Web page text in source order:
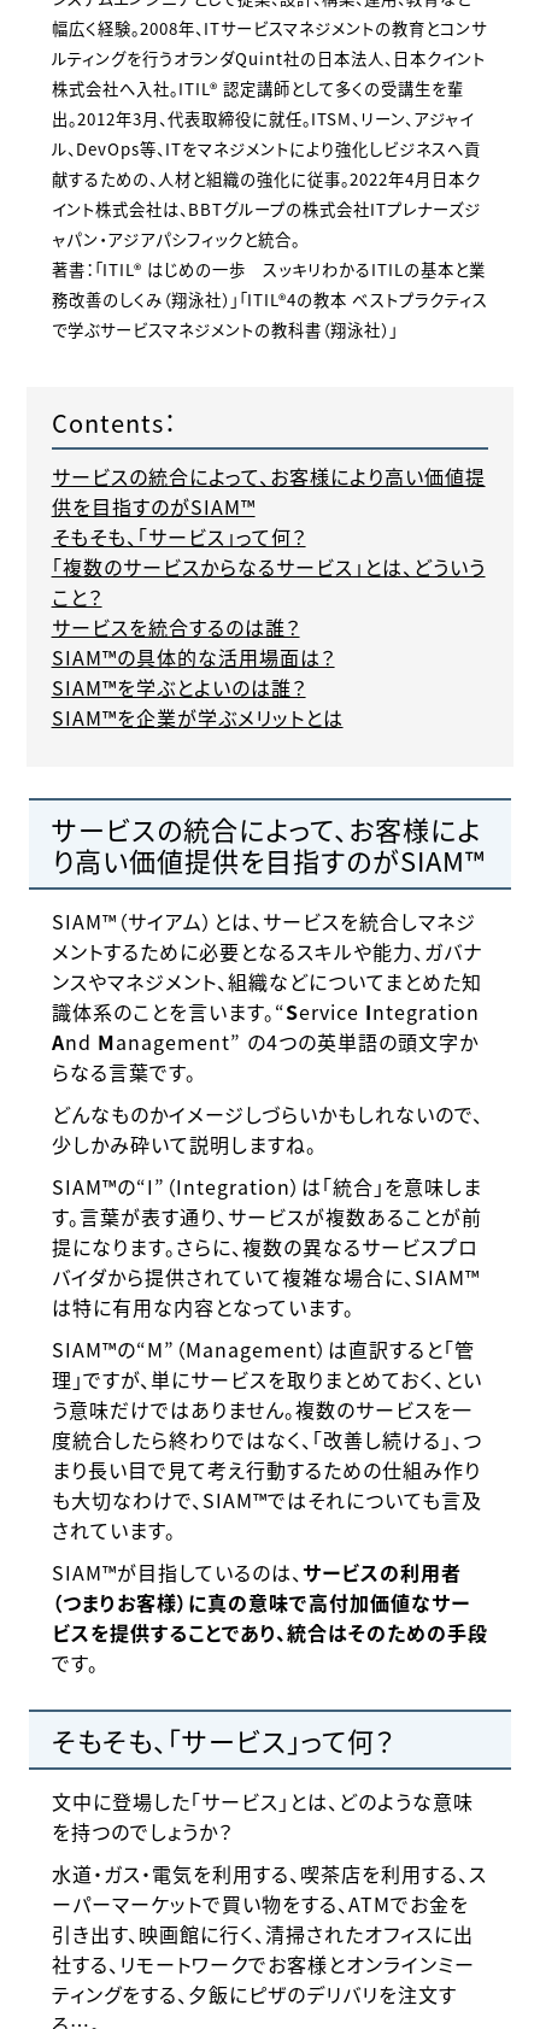
幅広く経験。2008年、ITサービスマネジメントの教育とコンサ
ルティングを行うオランダQuint社の日本法人、日本クイント
株式会社へ入社。ITIL® 認定講師として多くの受講生を輩
出。2012年3月、代表取締役に就任。ITSM、リーン、アジャイ
ル、DevOps等、ITをマネジメントにより強化しビジネスへ貢
献するための、人材と組織の強化に従事。2022年4月日本ク
イント株式会社は、BBTグループの株式会社ITプレナーズジ
ャパン・アジアパシフィックと統合。
著書：「ITIL® はじめの一歩 スッキリわかるITILの基本と業
務改善のしくみ（翔泳社）」「ITIL®4の教本 ベストプラクティス
で学ぶサービスマネジメントの教科書（翔泳社）」
Contents：
サービスの統合によって、お客様により高い価値提
供を目指すのがSIAM™
そもそも、「サービス」って何？
「複数のサービスからなるサービス」とは、どういう
こと？
サービスを統合するのは誰？
SIAM™の具体的な活用場面は？
SIAM™を学ぶとよいのは誰？
SIAM™を企業が学ぶメリットとは
サービスの統合によって、お客様によ
り高い価値提供を目指すのがSIAM™
SIAM™（サイアム）とは、サービスを統合しマネジ
メントするために必要となるスキルや能力、ガバナ
ンスやマネジメント、組織などについてまとめた知
識体系のことを言います。“Service Integration
And Management” の4つの英単語の頭文字か
らなる言葉です。
どんなものかイメージしづらいかもしれないので、
少しかみ砕いて説明しますね。
SIAM™の“I”（Integration）は「統合」を意味しま
す。言葉が表す通り、サービスが複数あることが前
提になります。さらに、複数の異なるサービスプロ
バイダから提供されていて複雑な場合に、SIAM™
は特に有用な内容となっています。
SIAM™の“M”（Management）は直訳すると「管
理」ですが、単にサービスを取りまとめておく、とい
う意味だけではありません。複数のサービスを一
度統合したら終わりではなく、「改善し続ける」、つ
まり長い目で見て考え行動するための仕組み作り
も大切なわけで、SIAM™ではそれについても言及
されています。
SIAM™が目指しているのは、 サービスの利用者
（つまりお客様）に真の意味で高付加価値なサー
ビスを提供することであり、統合はそのための手段
です。
そもそも、「サービス」って何？
文中に登場した「サービス」とは、どのような意味
を持つのでしょうか？
水道・ガス・電気を利用する、喫茶店を利用する、ス
ーパーマーケットで買い物をする、ATMでお金を
引き出す、映画館に行く、清掃されたオフィスに出
社する、リモートワークでお客様とオンラインミー
ティングをする、夕飯にピザのデリバリを注文す